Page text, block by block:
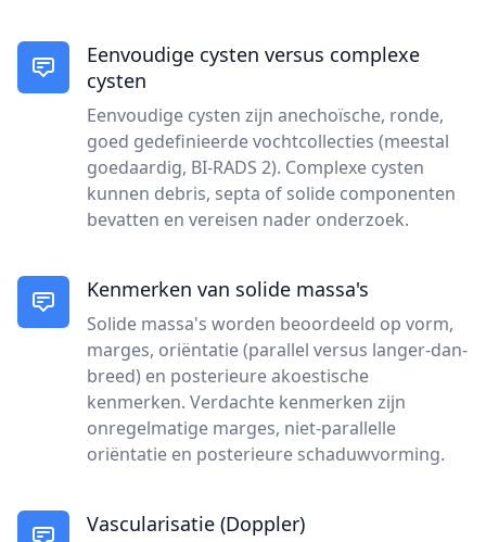
Eenvoudige cysten versus complexe
cysten
Eenvoudige cysten zijn anechoïsche, ronde,
goed gedefinieerde vochtcollecties (meestal
goedaardig, BI-RADS 2). Complexe cysten
kunnen debris, septa of solide componenten
bevatten en vereisen nader onderzoek.
Kenmerken van solide massa's
Solide massa's worden beoordeeld op vorm,
marges, oriëntatie (parallel versus langer-dan-
breed) en posterieure akoestische
kenmerken. Verdachte kenmerken zijn
onregelmatige marges, niet-parallelle
oriëntatie en posterieure schaduwvorming.
Vascularisatie (Doppler)